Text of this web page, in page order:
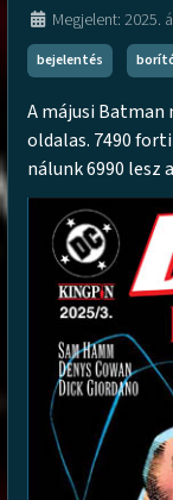
Megjelent: 2025.
bejelentés
A májusi Batman
oldalas. 7490
nálunk 6990 lesz